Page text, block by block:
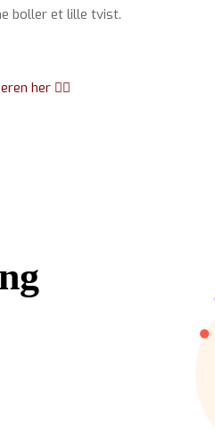
boller et lille tvist.
her 👇🏻